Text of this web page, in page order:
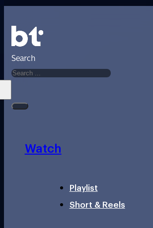
Search
Watch
Playlist
Short & Reels